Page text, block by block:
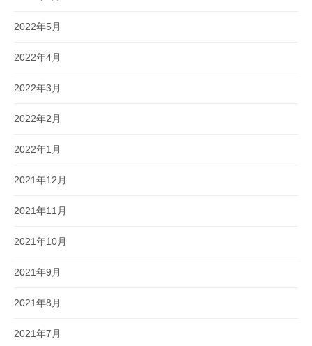
2022年5月
2022年4月
2022年3月
2022年2月
2022年1月
2021年12月
2021年11月
2021年10月
2021年9月
2021年8月
2021年7月